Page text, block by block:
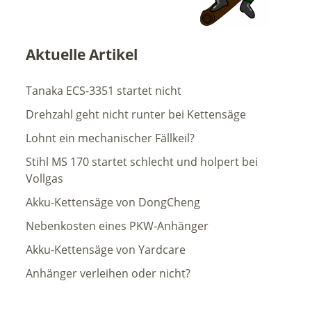
Aktuelle Artikel
Tanaka ECS-3351 startet nicht
Drehzahl geht nicht runter bei Kettensäge
Lohnt ein mechanischer Fällkeil?
Stihl MS 170 startet schlecht und holpert bei
Vollgas
Akku-Kettensäge von DongCheng
Nebenkosten eines PKW-Anhänger
Akku-Kettensäge von Yardcare
Anhänger verleihen oder nicht?